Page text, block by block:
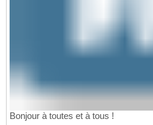
Bonjour à toutes et à tous !